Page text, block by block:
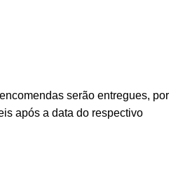
serão entregues, por
após a data do respectivo